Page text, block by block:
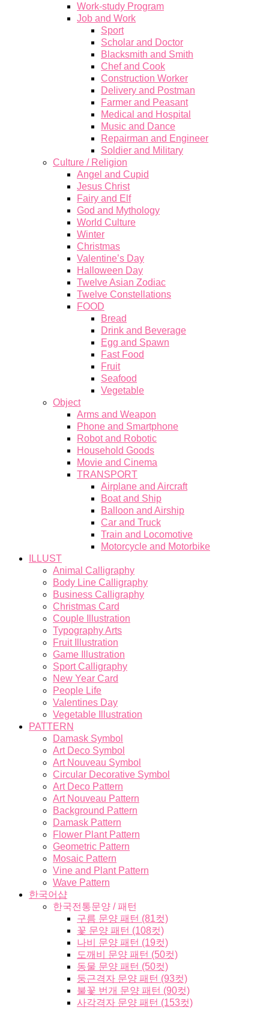
Work-study Program
Job and Work
Sport
Scholar and Doctor
Blacksmith and Smith
Chef and Cook
Construction Worker
Delivery and Postman
Farmer and Peasant
Medical and Hospital
Music and Dance
Repairman and Engineer
Soldier and Military
Culture / Religion
Angel and Cupid
Jesus Christ
Fairy and Elf
God and Mythology
World Culture
Winter
Christmas
Valentine’s Day
Halloween Day
Twelve Asian Zodiac
Twelve Constellations
FOOD
Bread
Drink and Beverage
Egg and Spawn
Fast Food
Fruit
Seafood
Vegetable
Object
Arms and Weapon
Phone and Smartphone
Robot and Robotic
Household Goods
Movie and Cinema
TRANSPORT
Airplane and Aircraft
Boat and Ship
Balloon and Airship
Car and Truck
Train and Locomotive
Motorcycle and Motorbike
ILLUST
Animal Calligraphy
Body Line Calligraphy
Business Calligraphy
Christmas Card
Couple Illustration
Typography Arts
Fruit Illustration
Game Illustration
Sport Calligraphy
New Year Card
People Life
Valentines Day
Vegetable Illustration
PATTERN
Damask Symbol
Art Deco Symbol
Art Nouveau Symbol
Circular Decorative Symbol
Art Deco Pattern
Art Nouveau Pattern
Background Pattern
Damask Pattern
Flower Plant Pattern
Geometric Pattern
Mosaic Pattern
Vine and Plant Pattern
Wave Pattern
한국어샵
한국전통문양 / 패턴
구름 문양 패턴 (81컷)
꽃 문양 패턴 (108컷)
나비 문양 패턴 (19컷)
도깨비 문양 패턴 (50컷)
동물 문양 패턴 (50컷)
둥근격자 문양 패턴 (93컷)
불꽃 번개 문양 패턴 (90컷)
사각격자 문양 패턴 (153컷)